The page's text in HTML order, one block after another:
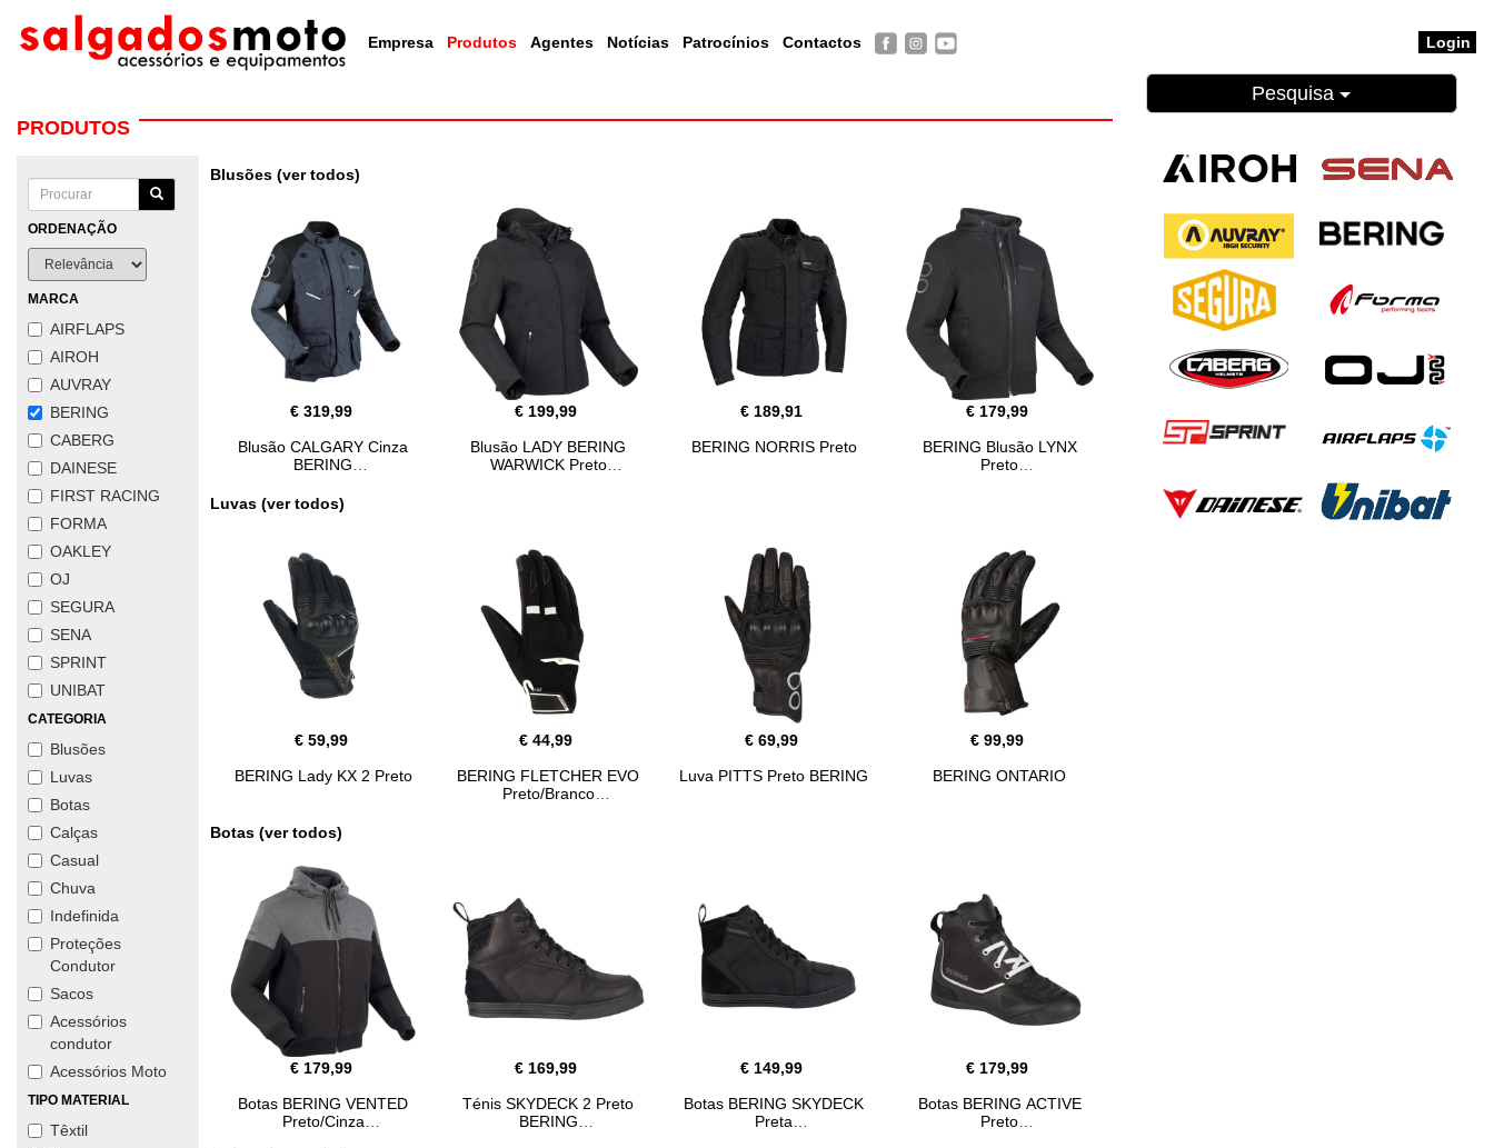
Empresa Produtos Agentes Notícias Patrocínios Contactos Login
PRODUTOS
ORDENAÇÃO
MARCA
AIRFLAPS
AIROH
AUVRAY
BERING
CABERG
DAINESE
FIRST RACING
FORMA
OAKLEY
OJ
SEGURA
SENA
SPRINT
UNIBAT
CATEGORIA
Blusões
Luvas
Botas
Calças
Casual
Chuva
Indefinida
Proteções
Condutor
Sacos
Acessórios
condutor
Acessórios Moto
TIPO MATERIAL
Têxtil
Blusões (ver todos)
€ 319,99
Blusão CALGARY Cinza
BERING
€ 199,99
Blusão LADY BERING
WARWICK Preto
€ 189,91
BERING NORRIS Preto
€ 179,99
BERING Blusão LYNX
Preto
Luvas (ver todos)
€ 59,99
BERING Lady KX 2 Preto
€ 44,99
BERING FLETCHER EVO
Preto/Branco
€ 69,99
Luva PITTS Preto BERING
€ 99,99
BERING ONTARIO
Botas (ver todos)
€ 179,99
Botas BERING VENTED
Preto/Cinza
€ 169,99
Ténis SKYDECK 2 Preto
BERING
€ 149,99
Botas BERING SKYDECK
Preta
€ 179,99
Botas BERING ACTIVE
Preto
Pesquisa